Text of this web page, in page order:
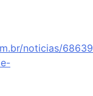
noticias/